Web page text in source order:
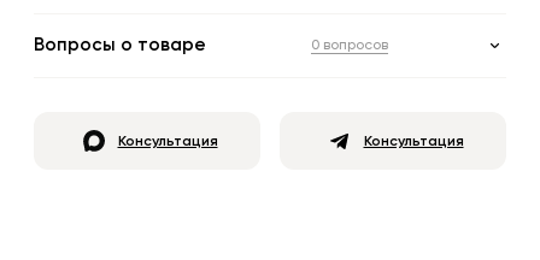
Вопросы о товаре 0 вопросов
Консультация Консультация